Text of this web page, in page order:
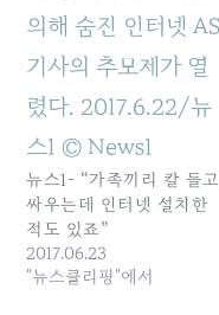
뉴스1- “가족끼리 칼 들고
싸우는데 인터넷 설치한
적도 있죠”
2017.06.23
"뉴스클리핑"에서